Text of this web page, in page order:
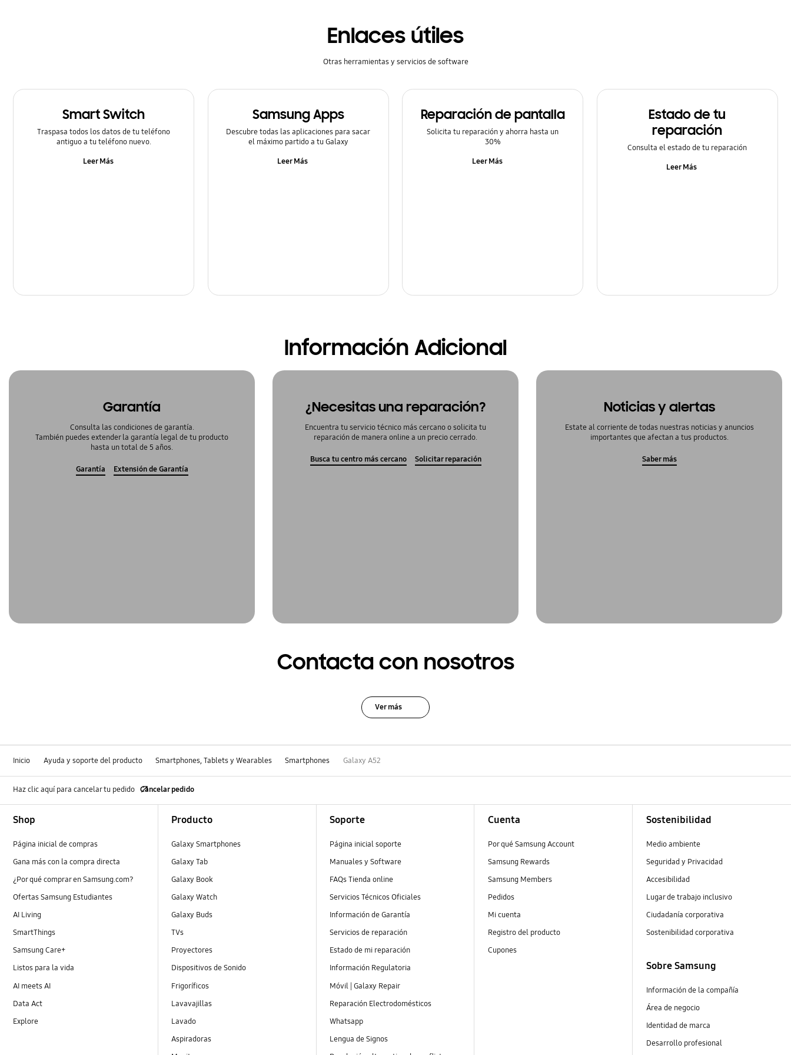
Multimedia
Redes & Wifi
Enlaces útiles
Otras herramientas y servicios de software
Smart Switch
Traspasa todos los datos de tu teléfono
antiguo a tu teléfono nuevo.
Leer Más
Samsung Apps
Descubre todas las aplicaciones para sacar
el máximo partido a tu Galaxy
Leer Más
Reparación de pantalla
Solicita tu reparación y ahorra hasta un
30%
Leer Más
Estado de tu
reparación
Consulta el estado de tu reparación
Leer Más
Información Adicional
Garantía
Consulta las condiciones de garantía.
También puedes extender la garantía legal de tu producto
hasta un total de 5 años.
Garantía Extensión de Garantía
¿Necesitas una reparación?
Encuentra tu servicio técnico más cercano o solicita tu
reparación de manera online a un precio cerrado.
Busca tu centro más cercano Solicitar reparación
Noticias y alertas
Estate al corriente de todas nuestras noticias y anuncios
importantes que afectan a tus productos.
Saber más
Contacta con nosotros
Ver más
Inicio Ayuda y soporte del producto Smartphones, Tablets y Wearables Smartphones Galaxy A52
Haz clic aquí para cancelar tu pedido Cancelar pedido
Shop
Página inicial de compras
Gana más con la compra directa
¿Por qué comprar en Samsung.com?
Ofertas Samsung Estudiantes
AI Living
SmartThings
Samsung Care+
Listos para la vida
AI meets AI
Data Act
Explore
Producto
Galaxy Smartphones
Galaxy Tab
Galaxy Book
Galaxy Watch
Galaxy Buds
TVs
Proyectores
Dispositivos de Sonido
Frigoríficos
Lavavajillas
Lavado
Aspiradoras
Soporte
Página inicial soporte
Manuales y Software
FAQs Tienda online
Servicios Técnicos Oficiales
Información de Garantía
Servicios de reparación
Estado de mi reparación
Información Regulatoria
Móvil | Galaxy Repair
Reparación Electrodomésticos
Whatsapp
Lengua de Signos
Cuenta
Por qué Samsung Account
Samsung Rewards
Samsung Members
Pedidos
Mi cuenta
Registro del producto
Cupones
Sostenibilidad
Medio ambiente
Seguridad y Privacidad
Accesibilidad
Lugar de trabajo inclusivo
Ciudadanía corporativa
Sostenibilidad corporativa
Sobre Samsung
Información de la compañía
Área de negocio
Identidad de marca
Desarrollo profesional